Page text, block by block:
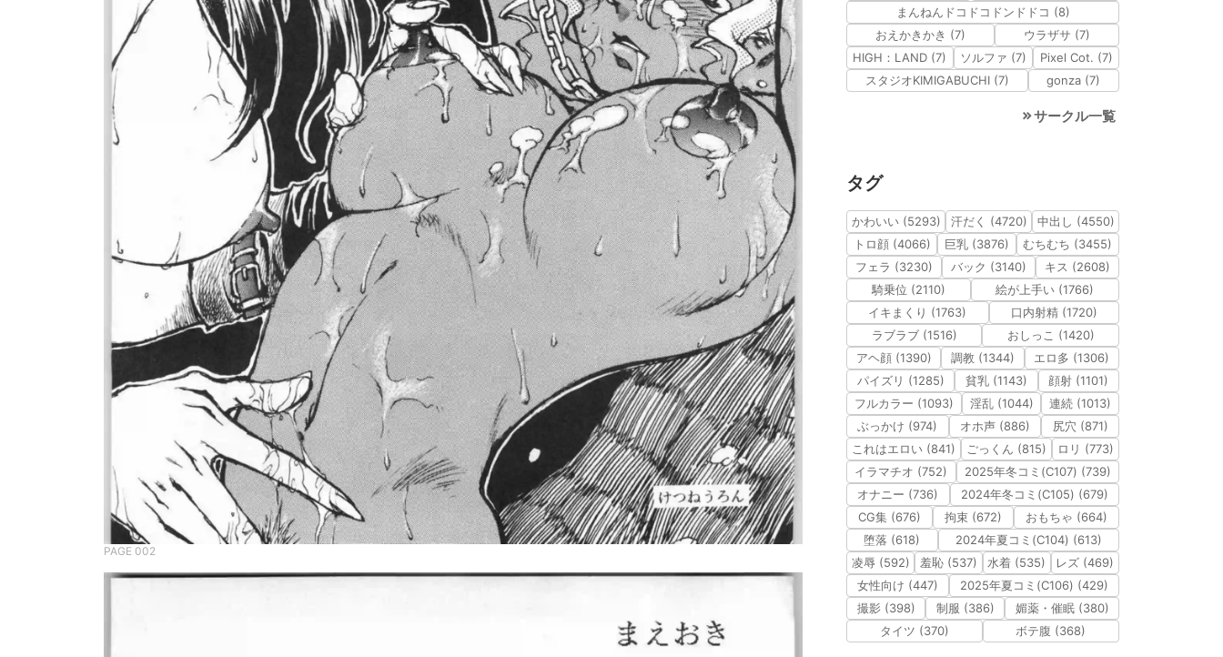
PAGE 002
まんねんドコドコドンドドコ (8)
おえかきかき (7)
ウラザサ (7)
HIGH：LAND (7)
ソルファ (7)
Pixel Cot. (7)
スタジオKIMIGABUCHI (7)
gonza (7)
サークル一覧
タグ
かわいい (5293) 汗だく (4720)
中出し (4550)
トロ顔 (4066)
巨乳 (3876)
むちむち (3455)
フェラ (3230)
バック (3140)
キス (2608)
騎乗位 (2110)
絵が上手い (1766)
イキまくり (1763)
口内射精 (1720)
ラブラブ (1516)
おしっこ (1420)
アヘ顔 (1390)
調教 (1344)
エロ多 (1306)
パイズリ (1285)
貧乳 (1143)
顔射 (1101)
フルカラー (1093)
淫乱 (1044)
連続 (1013)
ぶっかけ (974)
オホ声 (886)
尻穴 (871)
これはエロい (841)
ごっくん (815)
ロリ (773)
イラマチオ (752)
2025年冬コミ(C107) (739)
オナニー (736)
2024年冬コミ(C105) (679)
CG集 (676)
拘束 (672)
おもちゃ (664)
堕落 (618)
2024年夏コミ(C104) (613)
凌辱 (592)
羞恥 (537) 水着 (535)
レズ (469)
女性向け (447)
2025年夏コミ(C106) (429)
撮影 (398)
制服 (386)
媚薬・催眠 (380)
タイツ (370)
ボテ腹 (368)